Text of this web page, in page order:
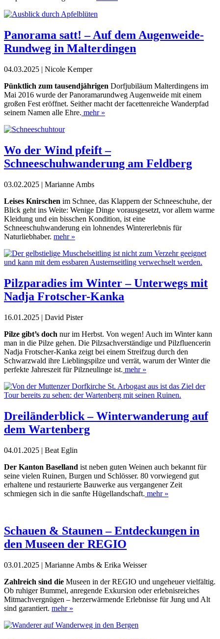
Panorama satt! – Auf dem Augenweide-
Rundweg in Malterdingen
04.03.2025 | Nicole Kemper
Pünktlich zum tausendjährigen Dorfjubiläum ­Malterdingens im
Mai 2016 wurde der Panoramarundweg Augenweide mit einem
großen Fest eröffnet. Seither macht der facettenreiche ­Wanderpfad
seinem Namen alle Ehre. mehr »
Wo der Wind pfeift –
Schneeschuhwanderung am Feldberg
03.02.2025 | Marianne Ambs
Leises Knirschen im Schnee, das Klappern der Schneeschuhe, der
Blick geht ins Weite: Wenige Dinge vorausgesetzt, vorallem warme
Kleidung und ein bisschen Kondition, ist eine
Schneeschuhwanderung ein lohnendes Wintererlebnis für
Naturliebhaber. mehr »
Pilzparadies im Winter – Unterwegs mit
Nadja Frotscher-Kanka
16.01.2025 | David Pister
Pilze gibt’s doch nur im Herbst. Von wegen! Auch im Winterkann
man in die Pilze gehen. Die Pilzsachverständige und Pilzfluencerin
Nadja Frotscher-­Kanka zeigt bei einem Streifzug durch den
Schwarzwald ihre Lieblingspilze und verrät, warum der Winter die
perfekte Jahreszeit für Pilzneulinge ist. mehr »
Dreiländerblick – Winterwanderung auf
dem Wartenberg
04.01.2025 | Beat Eglin
Der Kanton Baselland ist neben guten Weinen auch bekannt für
seine vielen Ruinen, Burgen und Schlösser. 80 vorwiegend gut
erhaltene und restaurierte Bauwerke aus vergangener Zeit
schmiegen sich in die sanfte Hügellandschaft. mehr »
Schauen & Staunen – Entdeckungen in
den Museen der REGIO
03.01.2025 | Marianne Ambs & Erika Weisser
Zahlreich sind die Museen in der REGIO und ungeheuer vielfältig.
Ob ruhiger Bummel, anregende Exkursion oder erlebnisreiches
Mitmachvergnügen – herzerwärmende Erlebnisse für Jung und Alt
sind garantiert. mehr »